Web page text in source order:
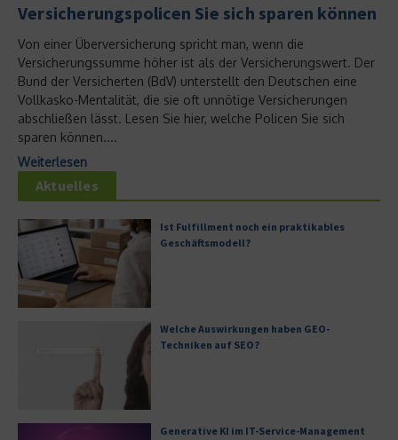
Versicherungspolicen Sie sich sparen können
Von einer Überversicherung spricht man, wenn die
Versicherungssumme höher ist als der Versicherungswert. Der
Bund der Versicherten (BdV) unterstellt den Deutschen eine
Vollkasko-Mentalität, die sie oft unnötige Versicherungen
abschließen lässt. Lesen Sie hier, welche Policen Sie sich
sparen können....
Weiterlesen
Aktuelles
Ist Fulfillment noch ein praktikables
Geschäftsmodell?
Welche Auswirkungen haben GEO-
Techniken auf SEO?
Generative KI im IT-Service-Management